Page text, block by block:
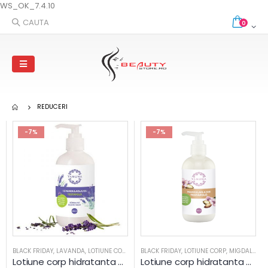
WS_OK_7.4.10
CAUTA
0
REDUCERI
-7%
BLACK FRIDAY, LAVANDA, LOTIUNE CORP PIELE MIXTA,PIELE SENSIBILA,PIELE USCATA
Lotiune corp hidratanta cu ulei de Lavanda – YAMUNA
-7%
BLACK FRIDAY, LOTIUNE CORP, MIGDALE
Lotiune corp hidratanta cu ulei de MIGDALE – YAMUNA